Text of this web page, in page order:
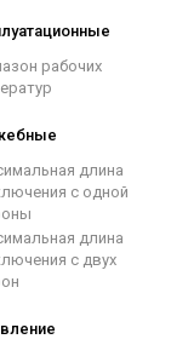
рабочих
длина
с одной
длина
с двух